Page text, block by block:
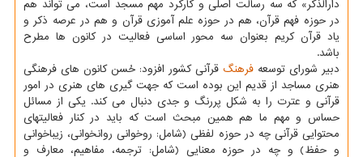
دارالذكر» كه سه رسالت اصلی و كاركرد مهم مسجد است، می تواند هم
در حوزه فهم قرآن، هم در حوزه علم آموزی قرآن و هم در عرصه ذكر و
یاد قرآن كریم بعنوان سه محور اساسی فعالیت در كانون ها مطرح
باشد.
دبیر شورای توسعه فرهنگ قرآنی كشور افزود: حُسن كانون های فرهنگی
هنری مساجد از قدیم این بوده است كه جهت گیری های هنری در امور
قرآنی و عترت را به شكل پررنگ و جدی دنبال می كند. یكی از مسائل
حساس و مهم ما هم همین مبحث است كه باید در كنار فعالیتهای
محتوایی قرآنی چه در حوزه لفظی (شامل: روخوانی روانخوانی، زیباخوانی
و حفظ) و چه در حوزه معنایی (شامل: ترجمه، مفاهیم، معارف و